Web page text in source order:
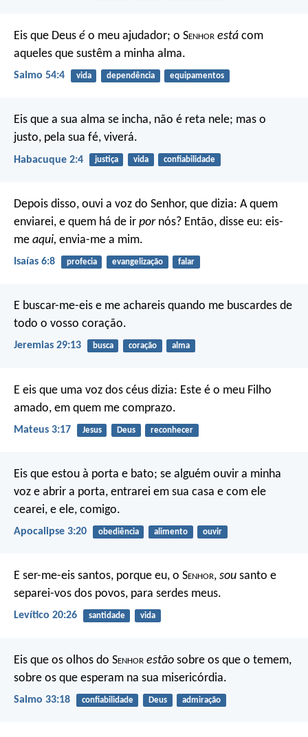
Eis que Deus é o meu ajudador; o Senhor está com
aqueles que sustêm a minha alma.
Salmo 54:4 vida dependência equipamentos
Eis que a sua alma se incha, não é reta nele; mas o
justo, pela sua fé, viverá.
Habacuque 2:4 justiça vida confiabilidade
Depois disso, ouvi a voz do Senhor, que dizia: A quem
enviarei, e quem há de ir pornós? Então, disse eu: eis-
me aqui, envia-me a mim.
Isaías 6:8 profecia evangelização falar
E buscar-me-eis e me achareis quando me buscardes de
todo o vosso coração.
Jeremias 29:13 busca coração alma
E eis que uma voz dos céus dizia: Este é o meu Filho
amado, em quem me comprazo.
Mateus 3:17 Jesus Deus reconhecer
Eis que estou à porta e bato; se alguém ouvir a minha
voz e abrir a porta, entrarei em sua casa e com ele
cearei, e ele, comigo.
Apocalipse 3:20 obediência alimento ouvir
E ser-me-eis santos, porque eu, o Senhor, sou santo e
separei-vos dos povos, para serdes meus.
Levítico 20:26 santidade vida
Eis que os olhos do Senhor estão sobre os que o temem,
sobre os que esperam na sua misericórdia.
Salmo 33:18 confiabilidade Deus admiração